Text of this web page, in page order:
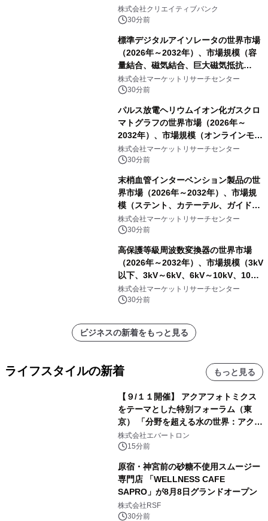
開催
株式会社クリエイティブバンク
30分前
標準デジタルアイソレータの世界市場
（2026年～2032年）、市場規模（容
量結合、磁気結合、巨大磁気抵抗
（GMR））・分析レポートを発表
株式会社マーケットリサーチセンター
30分前
パルス放電ヘリウムイオン化ガスクロ
マトグラフの世界市場（2026年～
2032年）、市場規模（オンラインモニ
タリング型、ラボラトリー型）・分析
レポートを発表
株式会社マーケットリサーチセンター
30分前
末梢血管インターベンション製品の世
界市場（2026年～2032年）、市場規
模（ステント、カテーテル、ガイドワ
イヤー、シース、下大静脈フィルタ
ー、その他）・分析レポートを発表
株式会社マーケットリサーチセンター
30分前
高保護等級周波数変換器の世界市場
（2026年～2032年）、市場規模（3kV
以下、3kV～6kV、6kV～10kV、10kV
超）・分析レポートを発表
株式会社マーケットリサーチセンター
30分前
ビジネスの新着をもっと見る
ライフスタイルの新着 もっと見る
【９/１１開催】 アクアフォトミクス
をテーマとした特別フォーラム（東
京） 「分野を超える水の世界：アクア
フォトミクスが切り拓く新しい科学の
地平」を開催
株式会社エバートロン
15分前
原宿・神宮前の砂糖不使用スムージー
専門店 「WELLNESS CAFE
SAPRO」が8月8日グランドオープン
株式会社RSF
30分前